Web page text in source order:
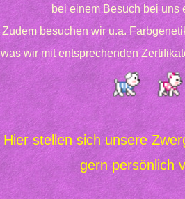
bei einem Besuch bei uns
​Zudem besuchen wir u.a.
was wir mit entsprechenden
Hier stellen sich unsere
gern persönlich